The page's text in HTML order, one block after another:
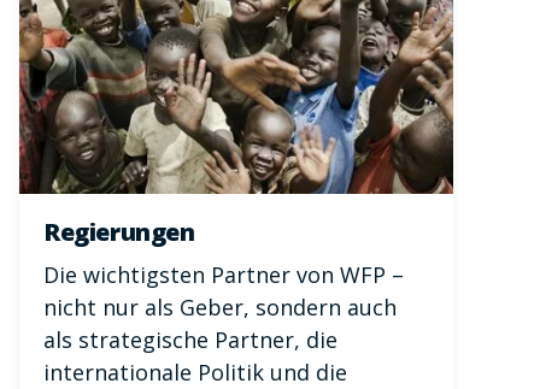
Regierungen
Die wichtigsten Partner von WFP –
nicht nur als Geber, sondern auch
als strategische Partner, die
internationale Politik und die